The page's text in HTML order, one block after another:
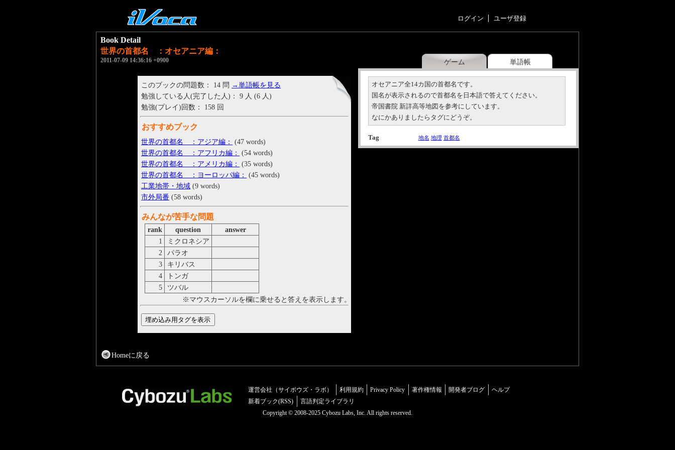
ログイン ユーザ登録
ゲーム 単語帳
Book Detail
世界の首都名 ：オセアニア編：
2011-07-09 14:36:16 +0900
オセアニア全14カ国の首都名です。
国名が表示されるので首都名を日本語で答えてください。
帝国書院 新詳高等地図を参考にしています。
なにかありましたらタグにどうぞ。
Tag 地名 地理 首都名
このブックの問題数： 14 問 →単語帳を見る
勉強している人(完了した人)： 9 人 (6 人)
勉強(プレイ)回数： 158 回
おすすめブック
世界の首都名 ：アジア編：
(47 words)
世界の首都名 ：アフリカ編：
(54 words)
世界の首都名 ：アメリカ編：
(35 words)
世界の首都名 ：ヨーロッパ編：
(45 words)
工業地帯・地域 (9 words)
市外局番 (58 words)
みんなが苦手な問題
rank question
answer
1
ミクロネシア
2
パラオ
3
キリバス
4
トンガ
5
ツバル
※マウスカーソルを欄に乗せると答えを表示します。
Homeに戻る
運営会社（サイボウズ・ラボ） 利用規約 Privacy Policy 著作権情報 開発者ブログ
ヘルプ
新着ブック(RSS)
言語判定ライブラリ
Copyright © 2008-2025 Cybozu Labs, Inc. All rights reserved.